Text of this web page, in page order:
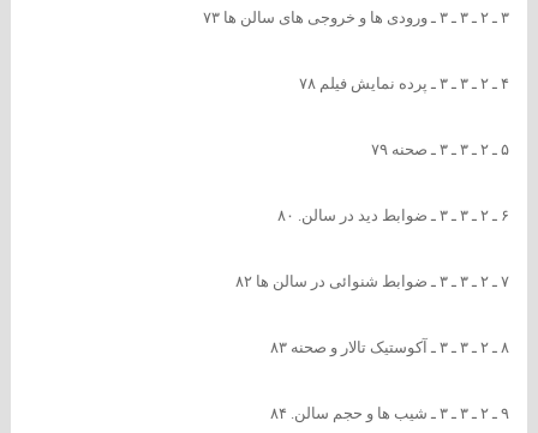
۳ ـ ۲ ـ ۳ ـ ۳ ـ ورودی ها و خروجی های سالن ها ۷۳
۴ ـ ۲ ـ ۳ ـ ۳ ـ پرده نمایش فیلم ۷۸
۵ ـ ۲ ـ ۳ ـ ۳ ـ صحنه ۷۹
۶ ـ ۲ ـ ۳ ـ ۳ ـ ضوابط دید در سالن. ۸۰
۷ ـ ۲ ـ ۳ ـ ۳ ـ ضوابط شنوائی در سالن ها ۸۲
۸ ـ ۲ ـ ۳ ـ ۳ ـ آکوستیک تالار و صحنه ۸۳
۹ ـ ۲ ـ ۳ ـ ۳ ـ شیب ها و حجم سالن. ۸۴